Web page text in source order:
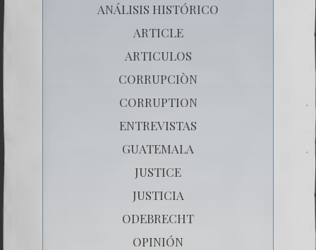
ANÁLISIS HISTÓRICO
ARTICLE
ARTICULOS
CORRUPCIÒN
CORRUPTION
ENTREVISTAS
GUATEMALA
JUSTICE
JUSTICIA
ODEBRECHT
OPINIÓN